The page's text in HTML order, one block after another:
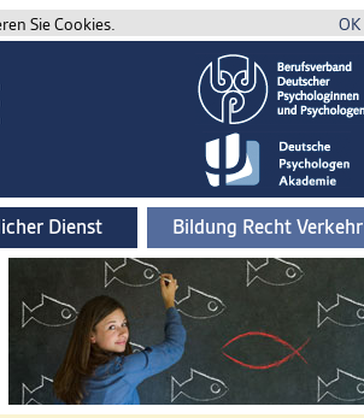
Sie Cookies. OK
Dienst Bildung Recht Verkehr